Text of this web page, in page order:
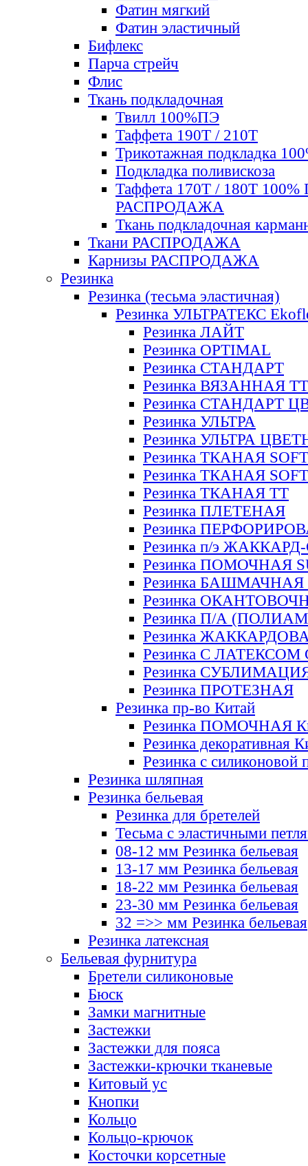
Фатин мягкий
Фатин элаcтичный
Бифлекс
Парча стрейч
Флис
Ткань подкладочная
Твилл 100%ПЭ
Таффета 190Т / 210Т
Трикотажная подкладка
Подкладка поливискоза
Таффета 170Т / 180Т 100%
РАСПРОДАЖА
Ткань подкладочная
Ткани РАСПРОДАЖА
Карнизы РАСПРОДАЖА
Резинка
Резинка (тесьма эластичная)
Резинка УЛЬТРАТЕКС
Резинка ЛАЙТ
Резинка OPTIMAL
Резинка СТАНДАРТ
Резинка ВЯЗАННАЯ ТТ
Резинка СТАНДАРТ
Резинка УЛЬТРА
Резинка УЛЬТРА
Резинка ТКАНАЯ SOFT
Резинка ТКАНАЯ
Резинка ТКАНАЯ ТТ
Резинка ПЛЕТЕНАЯ
Резинка
Резинка п/э
Резинка ПОМОЧНАЯ
Резинка БАШМАЧНАЯ
Резинка
Резинка П/А
Резинка
Резинка С ЛАТЕКСОМ
Резинка
Резинка ПРОТЕЗНАЯ
Резинка пр-во Китай
Резинка ПОМОЧНАЯ
Резинка декоративная
Резинка с силиконовой
Резинка шляпная
Резинка бельевая
Резинка для бретелей
Тесьма с эластичными
08-12 мм Резинка бельевая
13-17 мм Резинка бельевая
18-22 мм Резинка бельевая
23-30 мм Резинка бельевая
32 =>> мм Резинка бельевая
Резинка латексная
Бельевая фурнитура
Бретели силиконовые
Бюск
Замки магнитные
Застежки
Застежки для пояса
Застежки-крючки тканевые
Китовый ус
Кнопки
Кольцо
Кольцо-крючок
Косточки корсетные